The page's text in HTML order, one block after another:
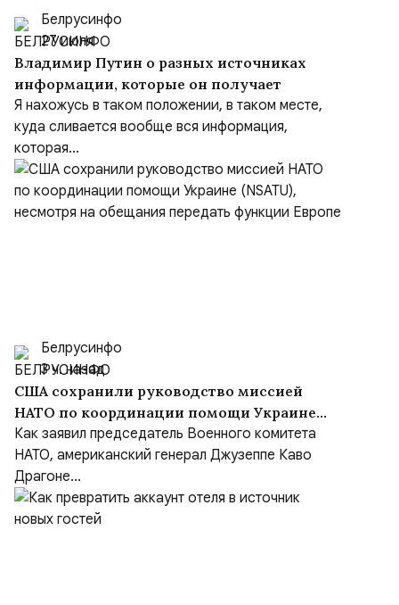
Белрусинфо
27 июля
Владимир Путин о разных источниках
информации, которые он получает
Я нахожусь в таком положении, в таком месте,
куда сливается вообще вся информация,
которая...
Белрусинфо
3 ч. назад
США сохранили руководство миссией
НАТО по координации помощи Украине
(NSATU), несмотря на обещания передать
функции Европе
Как заявил председатель Военного комитета
НАТО, американский генерал Джузеппе Каво
Драгоне...